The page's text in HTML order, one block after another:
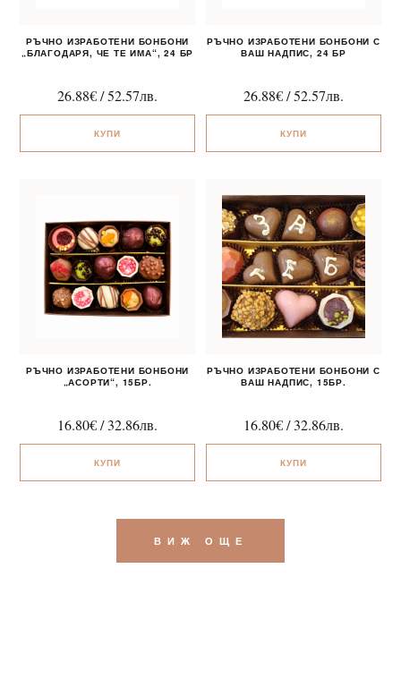
РЪЧНО ИЗРАБОТЕНИ БОНБОНИ
„БЛАГОДАРЯ, ЧЕ ТЕ ИМА“, 24 БР
26.88€/52.57лв.
КУПИ
РЪЧНО ИЗРАБОТЕНИ БОНБОНИ С
ВАШ НАДПИС, 24 БР
26.88€/52.57лв.
КУПИ
РЪЧНО ИЗРАБОТЕНИ БОНБОНИ
„АСОРТИ“, 15БР.
16.80€/32.86лв.
КУПИ
РЪЧНО ИЗРАБОТЕНИ БОНБОНИ С
ВАШ НАДПИС, 15БР.
16.80€/32.86лв.
КУПИ
ВИЖ ОЩЕ